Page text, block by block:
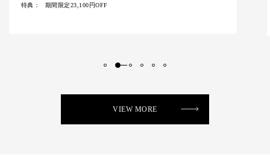
期間： 2026年08月03日（月）～2026年08月16日（日）
VIEW MORE